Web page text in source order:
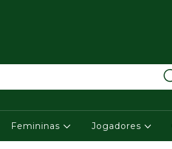
Femininas Jogadores